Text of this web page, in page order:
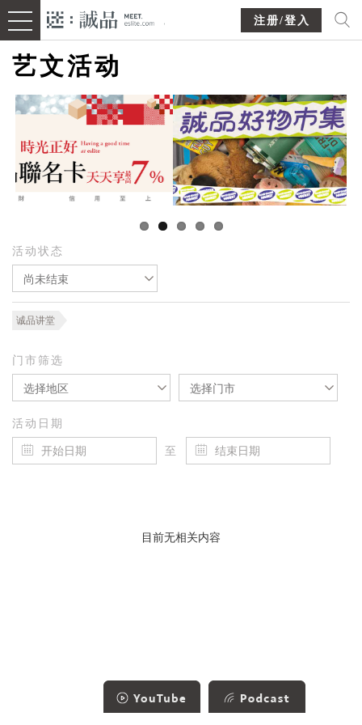
注册/登入
艺文活动
活动状态
尚未结束
诚品讲堂
门市筛选
选择地区 选择门市
活动日期
至
目前无相关内容